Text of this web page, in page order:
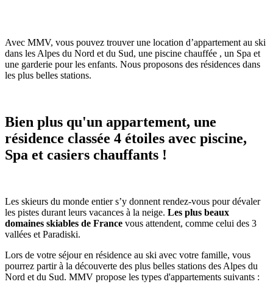
Avec MMV, vous pouvez trouver une location d’appartement au ski
dans les Alpes du Nord et du Sud, une piscine chauffée , un Spa et
une garderie pour les enfants. Nous proposons des résidences dans
les plus belles stations.
Bien plus qu'un appartement, une
résidence classée 4 étoiles avec piscine,
Spa et casiers chauffants !
Les skieurs du monde entier s’y donnent rendez-vous pour dévaler
les pistes durant leurs vacances à la neige. Les plus beaux
domaines skiables de France vous attendent, comme celui des 3
vallées et Paradiski.
Lors de votre séjour en résidence au ski avec votre famille, vous
pourrez partir à la découverte des plus belles stations des Alpes du
Nord et du Sud. MMV propose les types d'appartements suivants :